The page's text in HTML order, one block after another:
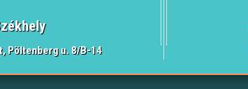
Pöltenberg u. 8/B-14